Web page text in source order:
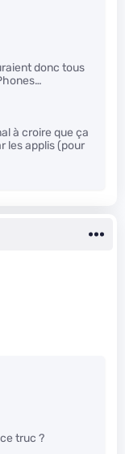
donc tous
à croire que ça
les applis (pour
truc ?